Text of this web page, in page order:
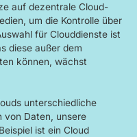
auf dezentrale Cloud-
um die Kontrolle über
für Clouddienste ist
diese außer dem
können, wächst
unterschiedliche
von Daten, unsere
ist ein Cloud